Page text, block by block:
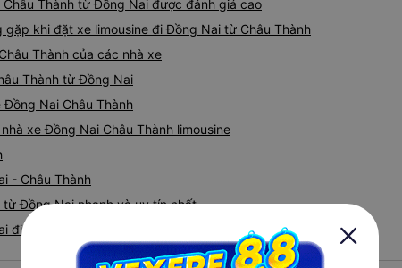
cách thực hiện, hãy xem
nào, &quot;B Bạn bị sao
Thành từ Đồng Nai được đánh giá cao
khi đặt xe limousine đi Đồng Nai từ Châu Thành
Thành của các nhà xe
Thành từ Đồng Nai
Đồng Nai Châu Thành
xe Đồng Nai Châu Thành limousine
- Châu Thành
Đồng Nai nhanh và uy tín nhất
Châu Thành